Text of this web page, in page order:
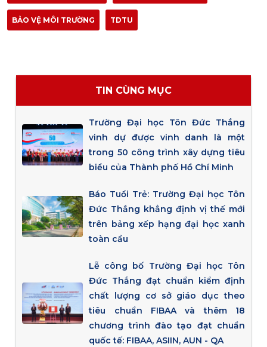
BẢO VỆ MÔI TRƯỜNG TDTU
TIN CÙNG MỤC
Trường Đại học Tôn Đức Thắng
vinh dự được vinh danh là một
trong 50 công trình xây dựng tiêu
biểu của Thành phố Hồ Chí Minh
Báo Tuổi Trẻ: Trường Đại học Tôn
Đức Thắng khẳng định vị thế mới
trên bảng xếp hạng đại học xanh
toàn cầu
Lễ công bố Trường Đại học Tôn
Đức Thắng đạt chuẩn kiểm định
chất lượng cơ sở giáo dục theo
tiêu chuẩn FIBAA và thêm 18
chương trình đào tạo đạt chuẩn
quốc tế: FIBAA, ASIIN, AUN - QA